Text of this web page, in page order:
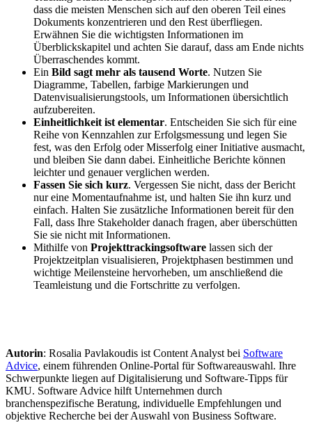
dass die meisten Menschen sich auf den oberen Teil eines
Dokuments konzentrieren und den Rest überfliegen.
Erwähnen Sie die wichtigsten Informationen im
Überblickskapitel und achten Sie darauf, dass am Ende nichts
Überraschendes kommt.
Ein Bild sagt mehr als tausend Worte. Nutzen Sie
Diagramme, Tabellen, farbige Markierungen und
Datenvisualisierungstools, um Informationen übersichtlich
aufzubereiten.
Einheitlichkeit ist elementar. Entscheiden Sie sich für eine
Reihe von Kennzahlen zur Erfolgsmessung und legen Sie
fest, was den Erfolg oder Misserfolg einer Initiative ausmacht,
und bleiben Sie dann dabei. Einheitliche Berichte können
leichter und genauer verglichen werden.
Fassen Sie sich kurz. Vergessen Sie nicht, dass der Bericht
nur eine Momentaufnahme ist, und halten Sie ihn kurz und
einfach. Halten Sie zusätzliche Informationen bereit für den
Fall, dass Ihre Stakeholder danach fragen, aber überschütten
Sie sie nicht mit Informationen.
Mithilfe von Projekttrackingsoftware lassen sich der
Projektzeitplan visualisieren, Projektphasen bestimmen und
wichtige Meilensteine hervorheben, um anschließend die
Teamleistung und die Fortschritte zu verfolgen.
Autorin: Rosalia Pavlakoudis ist Content Analyst bei Software
Advice, einem führenden Online-Portal für Softwareauswahl. Ihre
Schwerpunkte liegen auf Digitalisierung und Software-Tipps für
KMU. Software Advice hilft Unternehmen durch
branchenspezifische Beratung, individuelle Empfehlungen und
objektive Recherche bei der Auswahl von Business Software.